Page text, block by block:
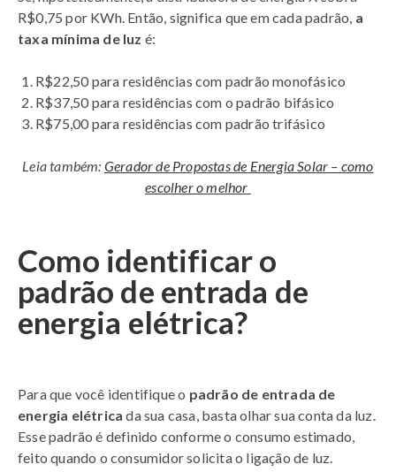
R$0,75 por KWh. Então, significa que em cada padrão, a
taxa mínima de luz é:
R$22,50 para residências com padrão monofásico
R$37,50 para residências com o padrão bifásico
R$75,00 para residências com padrão trifásico
Leia também: Gerador de Propostas de Energia Solar – como
escolher o melhor
Como identificar o
padrão de entrada de
energia elétrica?
Para que você identifique o padrão de entrada de
energia elétrica da sua casa, basta olhar sua conta da luz.
Esse padrão é definido conforme o consumo estimado,
feito quando o consumidor solicita o ligação de luz.